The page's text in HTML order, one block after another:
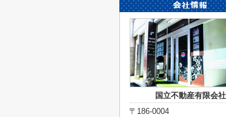
国立不動産有限会社
〒186-0004